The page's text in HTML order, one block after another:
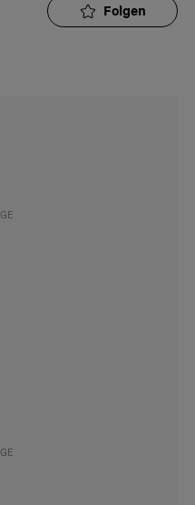
Folgen